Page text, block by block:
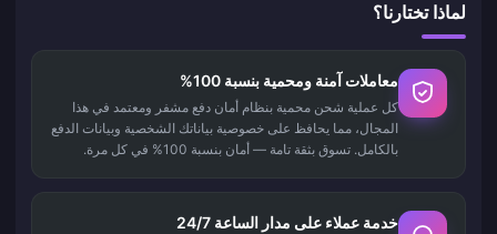
لماذا تختارنا؟
معاملات آمنة ومحمية بنسبة 100%
كل عملية شحن محمية بنظام أمان دفع مشفر ومعتمد في هذا
المجال، مما يحافظ على خصوصية بياناتك الشخصية وبيانات الدفع
بالكامل. تسوق بثقة تامة — أمان بنسبة 100% في كل مرة.
خدمة عملاء على مدار الساعة 24/7